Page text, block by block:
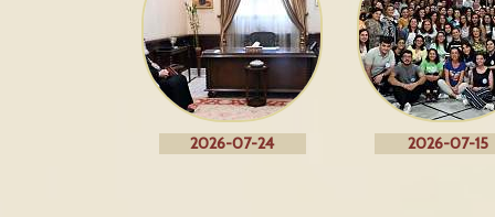
2026-07-24 2026-07-15